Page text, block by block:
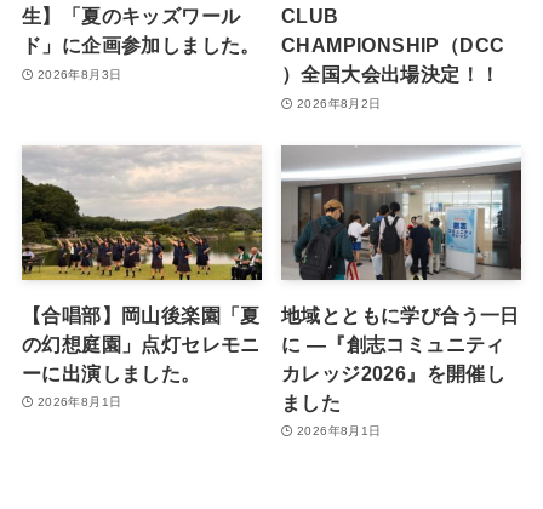
生】「夏のキッズワール
ド」に企画参加しました。
2026年8月3日
CLUB
CHAMPIONSHIP（DCC
）全国大会出場決定！！
2026年8月2日
【合唱部】岡山後楽園「夏
の幻想庭園」点灯セレモニ
ーに出演しました。
2026年8月1日
地域とともに学び合う一日
に ―『創志コミュニティ
カレッジ2026』を開催し
ました
2026年8月1日